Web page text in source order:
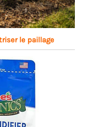
le paillage